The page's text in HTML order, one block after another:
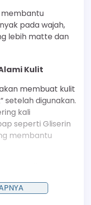
membantu
pada wajah,
lebih matte dan
Kulit
membuat kulit
setelah digunakan.
kali
seperti Gliserin
membantu
berfungsi